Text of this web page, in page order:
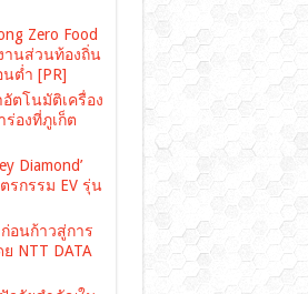
Zero Food
านส่วนท้องถิ่น
ต่ำ [PR]
ตโนมัติเครื่อง
ร่องที่ภูเก็ต
Diamond’
รกรรม EV รุ่น
อนก้าวสู่การ
NTT DATA